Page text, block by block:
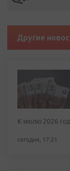
Другие
К июлю 2026
сегодня, 17:21